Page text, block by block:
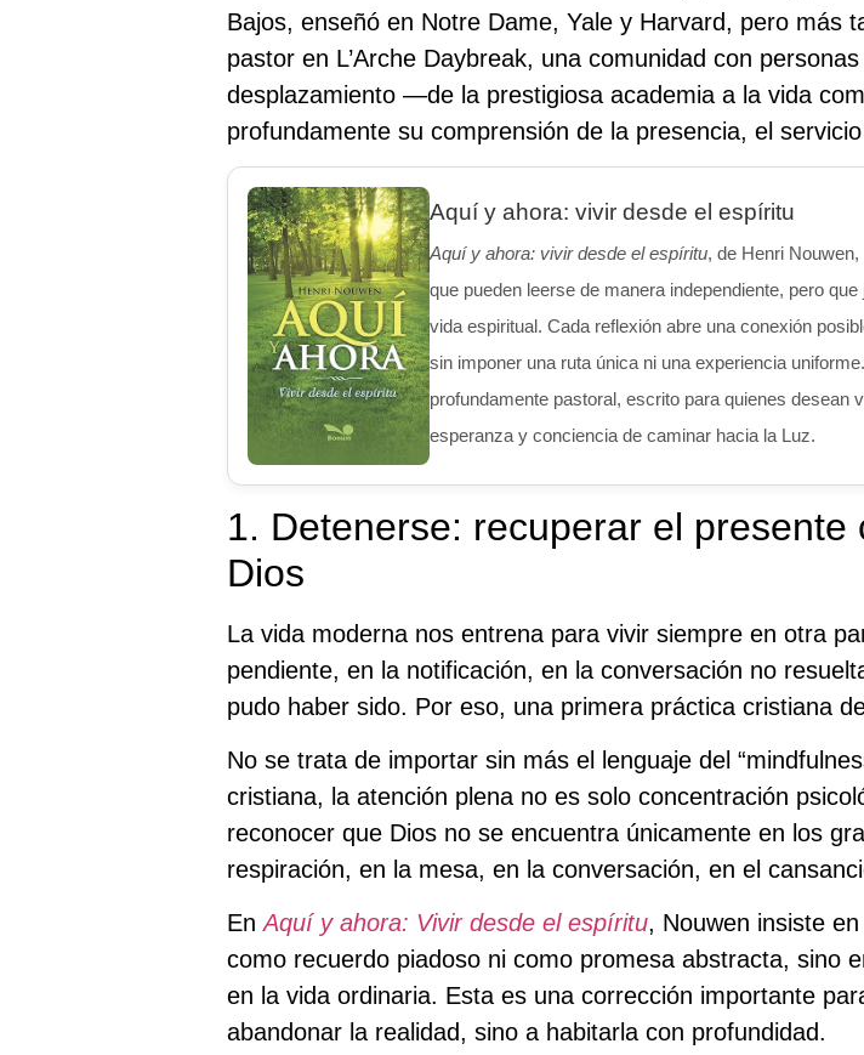
Bajos, enseñó en Notre Dame, Yale y Harvard, pero más
pastor en L’Arche Daybreak, una comunidad con
desplazamiento —de la prestigiosa academia a la vida
profundamente su comprensión de la presencia, el
Aquí y ahora: vivir desde el espíritu
Aquí y ahora: vivir desde el espíritu, de Henri
que pueden leerse de manera independiente, pero
vida espiritual. Cada reflexión abre una conexión
sin imponer una ruta única ni una experiencia
profundamente pastoral, escrito para quienes desean
esperanza y conciencia de caminar hacia la Luz.
1. Detenerse: recuperar el
Dios
La vida moderna nos entrena para vivir siempre en otra
pendiente, en la notificación, en la conversación no
pudo haber sido. Por eso, una primera práctica cristiana
No se trata de importar sin más el lenguaje del
cristiana, la atención plena no es solo concentración
reconocer que Dios no se encuentra únicamente en los
respiración, en la mesa, en la conversación, en el
EnAquí y ahora: Vivir desde el espíritu, Nouwen insiste
como recuerdo piadoso ni como promesa abstracta, sino
en la vida ordinaria. Esta es una corrección importante
abandonar la realidad, sino a habitarla con profundidad.